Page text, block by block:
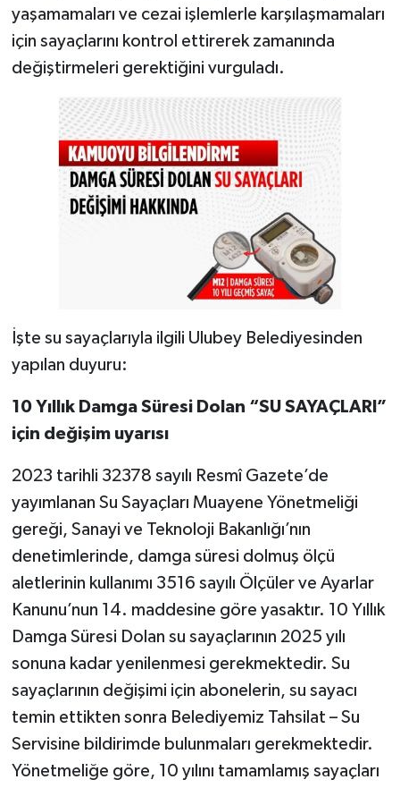
yaşamamaları ve cezai işlemlerle karşılaşmamaları
için sayaçlarını kontrol ettirerek zamanında
değiştirmeleri gerektiğini vurguladı.
İşte su sayaçlarıyla ilgili Ulubey Belediyesinden
yapılan duyuru:
10 Yıllık Damga Süresi Dolan “SU SAYAÇLARI”
için değişim uyarısı
2023 tarihli 32378 sayılı Resmî Gazete’de
yayımlanan Su Sayaçları Muayene Yönetmeliği
gereği, Sanayi ve Teknoloji Bakanlığı’nın
denetimlerinde, damga süresi dolmuş ölçü
aletlerinin kullanımı 3516 sayılı Ölçüler ve Ayarlar
Kanunu’nun 14. maddesine göre yasaktır. 10 Yıllık
Damga Süresi Dolan su sayaçlarının 2025 yılı
sonuna kadar yenilenmesi gerekmektedir. Su
sayaçlarının değişimi için abonelerin, su sayacı
temin ettikten sonra Belediyemiz Tahsilat – Su
Servisine bildirimde bulunmaları gerekmektedir.
Yönetmeliğe göre, 10 yılını tamamlamış sayaçları